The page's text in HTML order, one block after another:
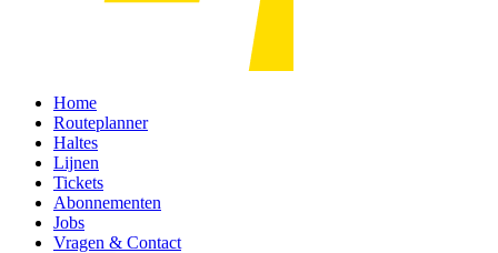
Home
Routeplanner
Haltes
Lijnen
Tickets
Abonnementen
Jobs
Vragen & Contact